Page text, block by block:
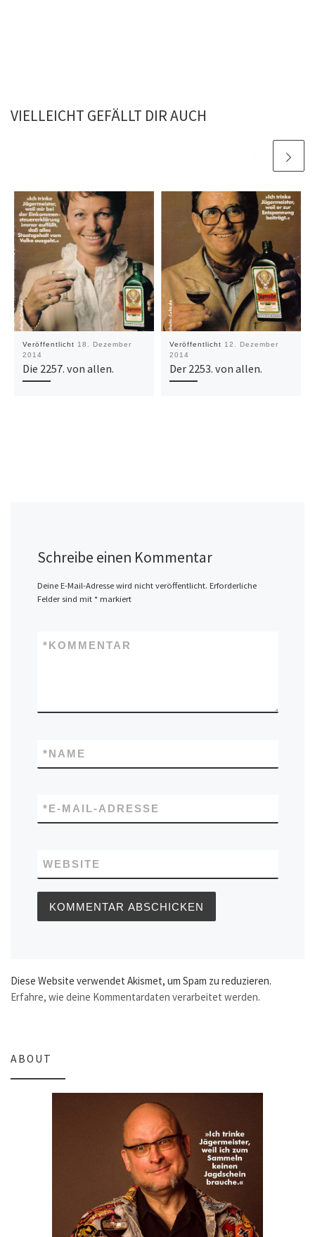
VIELLEICHT GEFÄLLT DIR AUCH
Veröffentlicht 18. Dezember
2014
Die 2257. von allen.
Veröffentlicht 12. Dezember
2014
Der 2253. von allen.
Schreibe einen Kommentar
Deine E-Mail-Adresse wird nicht veröffentlicht. Erforderliche
Felder sind mit *markiert
KOMMENTAR
*
NAME
*
E-MAIL-ADRESSE
*
WEBSITE
Diese Website verwendet Akismet, um Spam zu reduzieren.
Erfahre, wie deine Kommentardaten verarbeitet werden.
ABOUT